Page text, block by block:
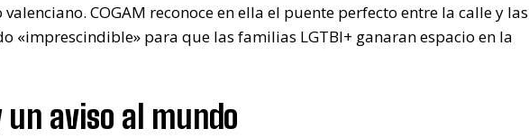
COGAM reconoce en ella el puente perfecto entre la calle y las
«imprescindible» para que las familias LGTBI+ ganaran espacio en la
un aviso al mundo